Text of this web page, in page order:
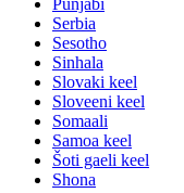
Serbia
Sesotho
Sinhala
Slovaki keel
Sloveeni keel
Somaali
Samoa keel
Šoti gaeli keel
Shona